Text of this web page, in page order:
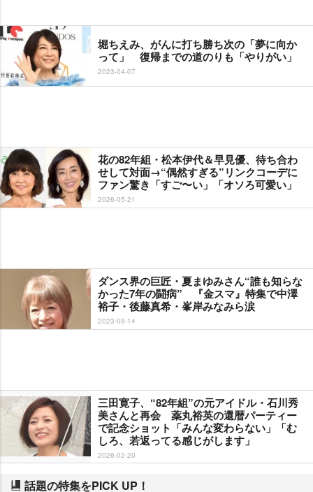
堀ちえみ、がんに打ち勝ち次の「夢に向か
って」 復帰までの道のりも「やりがい」
2023-04-07
花の82年組・松本伊代＆早見優、待ち合わ
せして対面→“偶然すぎる”リンクコーデに
ファン驚き「すご〜い」「オソろ可愛い」
2026-05-21
ダンス界の巨匠・夏まゆみさん“誰も知らな
かった7年の闘病” 『金スマ』特集で中澤
裕子・後藤真希・峯岸みなみら涙
2023-08-14
三田寛子、“82年組”の元アイドル・石川秀
美さんと再会 薬丸裕英の還暦パーティー
で記念ショット「みんな変わらない」「む
しろ、若返ってる感じがします」
2026-02-20
話題の特集をPICK UP！